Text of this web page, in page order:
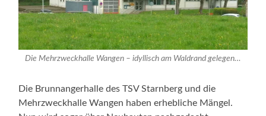
Die Mehrzweckhalle Wangen – idyllisch am Waldrand gelegen…
Die Brunnangerhalle des TSV Starnberg und die
Mehrzweckhalle Wangen haben erhebliche Mängel.